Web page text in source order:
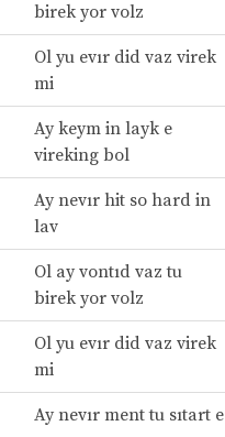
birek yor volz
Ol yu evır did vaz virek
mi
Ay keym in layk e
vireking bol
Ay nevır hit so hard in
lav
Ol ay vontıd vaz tu
birek yor volz
Ol yu evır did vaz virek
mi
Ay nevır ment tu sıtart e